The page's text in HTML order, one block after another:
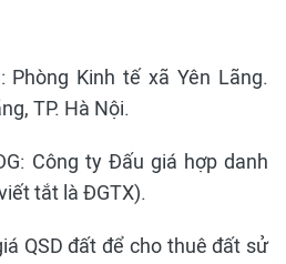
Kinh tế xã Yên Lãng.
TP. Hà Nội.
Công ty Đấu giá hợp danh
tắt là ĐGTX).
QSD đất để cho thuê đất sử